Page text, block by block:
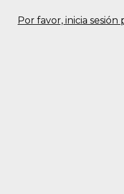
Por favor, inicia